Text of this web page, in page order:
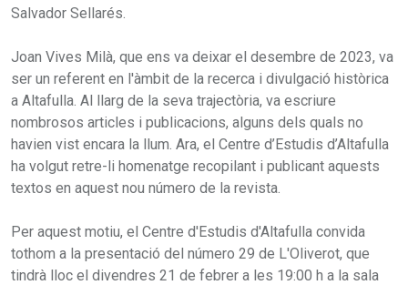
Salvador Sellarés.
Joan Vives Milà, que ens va deixar el desembre de 2023, va
ser un referent en l'àmbit de la recerca i divulgació històrica
a Altafulla. Al llarg de la seva trajectòria, va escriure
nombrosos articles i publicacions, alguns dels quals no
havien vist encara la llum. Ara, el Centre d’Estudis d’Altafulla
ha volgut retre-li homenatge recopilant i publicant aquests
textos en aquest nou número de la revista.
Per aquest motiu, el Centre d'Estudis d'Altafulla convida
tothom a la presentació del número 29 de L'Oliverot, que
tindrà lloc el divendres 21 de febrer a les 19:00 h a la sala